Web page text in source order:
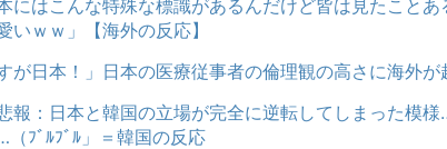
にはこんな特殊な標識があるんだけど皆は見たこと
いｗｗ」【海外の反応】
が日本！」日本の医療従事者の倫理観の高さに海外が
報：日本と韓国の立場が完全に逆転してしまった模
（ﾌﾞﾙﾌﾞﾙ」＝韓国の反応